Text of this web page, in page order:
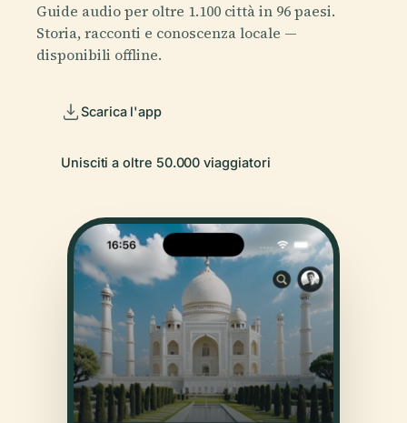
Guide audio per oltre 1.100 città in 96 paesi.
Storia, racconti e conoscenza locale —
disponibili offline.
Scarica l'app
Unisciti a oltre 50.000 viaggiatori